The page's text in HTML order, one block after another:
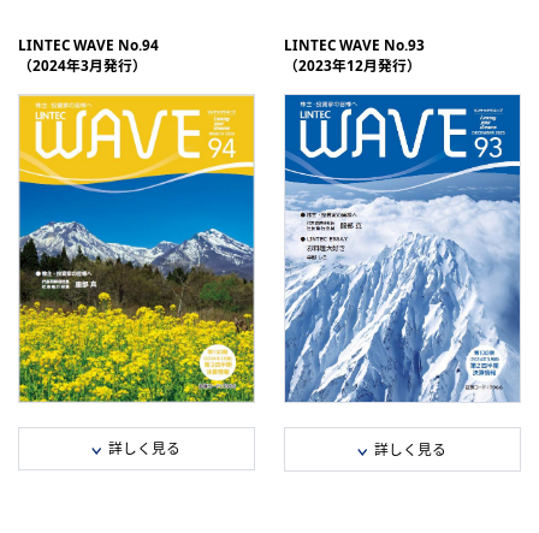
e-book
連結業績推移/株主・投資家の皆様へ/
特集（PDF：751 KB）
トピックス/アンケート結果のご報
告/LINTEC ESSAY（PDF：977 KB）
決算情報/セグメント情報/株式情報
（PDF：559 KB）
e-book
1年間の主な動き/社長インタビュー
（PDF：1,014 KB）
トピックス/LINTEC ESSAY/決算情報
（PDF：881 KB）
セグメント情報/会社概要/役員一覧/
株式情報（PDF：523 KB）
LINTEC WAVE No.94
（2024年3月発行）
詳しく見る
LINTEC WAVE No.93
（2023年12月発行）
詳しく見る